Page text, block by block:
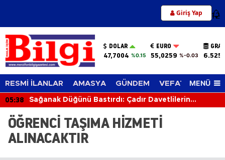
Giriş Yap 12
DOLAR
47,7004 %0.15
EURO
55,0259 %-0.03
RESMİ İLANLAR AMASYA GÜNDEM VEFAT EDENLER
MENÜ
05:38
Sağanak Düğünü Bastırdı: Çadır Davetlilerin
ÖĞRENCİ TAŞIMA HİZMETİ
ALINACAKTIR